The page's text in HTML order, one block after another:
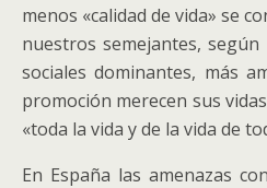
menos «calidad de vida» se
nuestros semejantes,
sociales dominantes, más
promoción merecen sus
«toda la vida y de la vida de
En España las amenazas